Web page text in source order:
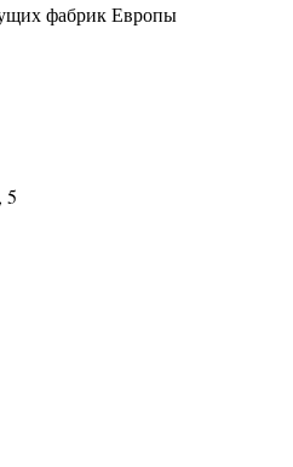
фабрик Европы
5